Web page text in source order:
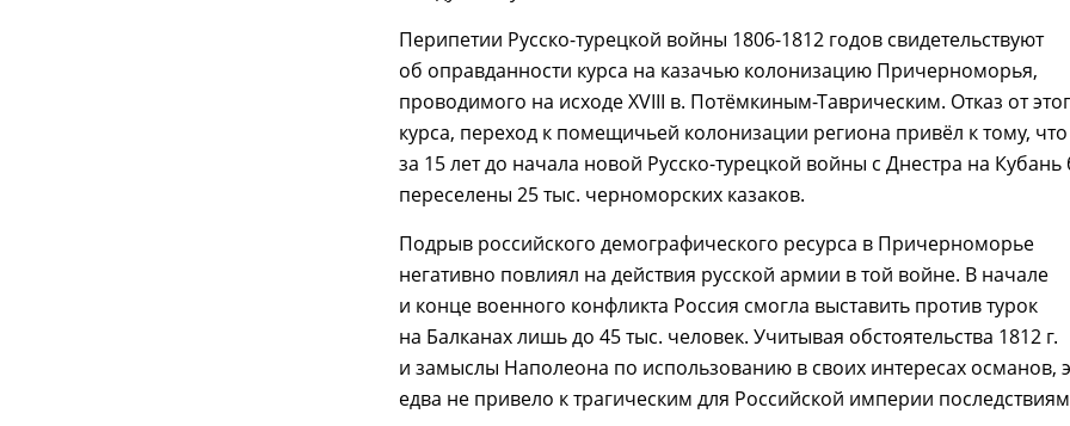
Перипетии Русско-турецкой войны 1806-1812 годов свидетельствуют
об оправданности курса на казачью колонизацию Причерноморья,
проводимого на исходе XVIII в. Потёмкиным-Таврическим. Отказ от
курса, переход к помещичьей колонизации региона привёл к тому, что
за 15 лет до начала новой Русско-турецкой войны с Днестра на
переселены 25 тыс. черноморских казаков.
Подрыв российского демографического ресурса в Причерноморье
негативно повлиял на действия русской армии в той войне. В начале
и конце военного конфликта Россия смогла выставить против турок
на Балканах лишь до 45 тыс. человек. Учитывая обстоятельства 1812 г.
и замыслы Наполеона по использованию в своих интересах османов,
едва не привело к трагическим для Российской империи